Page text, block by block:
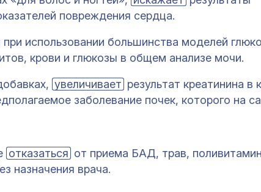
повреждения сердца.
при использовании большинства моделей
крови и глюкозы в общем анализе мочи.
увеличивает результат креатинина в
заболевание почек, которого на
отказаться от приема БАД, трав,
назначения врача.